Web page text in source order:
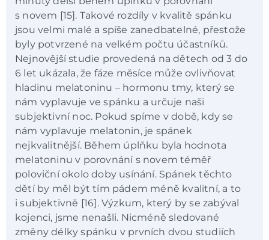
s novem [15]. Takové rozdíly v kvalitě spánku
jsou velmi malé a spíše zanedbatelné, přestože
byly potvrzené na velkém počtu účastníků.
Nejnovější studie provedená na dětech od 3 do
6 let ukázala, že fáze měsíce může ovlivňovat
hladinu melatoninu – hormonu tmy, který se
nám vyplavuje ve spánku a určuje naši
subjektivní noc. Pokud spíme v době, kdy se
nám vyplavuje melatonin, je spánek
nejkvalitnější. Během úplňku byla hodnota
melatoninu v porovnání s novem téměř
poloviční okolo doby usínání. Spánek těchto
dětí by měl být tím pádem méně kvalitní, a to
i subjektivně [16]. Výzkum, který by se zabýval
kojenci, jsme nenašli. Nicméně sledované
změny délky spánku v prvních dvou studiích